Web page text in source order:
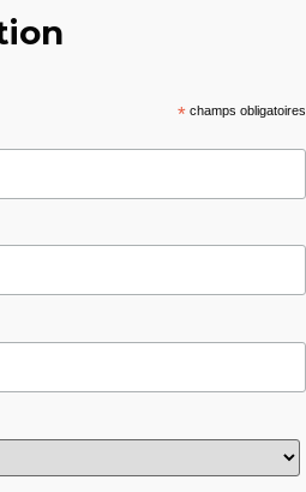
*champs obligatoires